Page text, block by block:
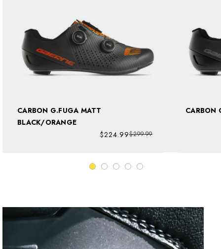
CARBON G.FUGA MATT
BLACK/ORANGE
$299.99
$224.99